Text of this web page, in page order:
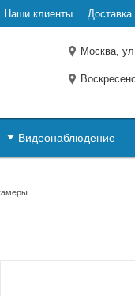
Наши клиенты Доставка
Москва,
Видеонаблюдение